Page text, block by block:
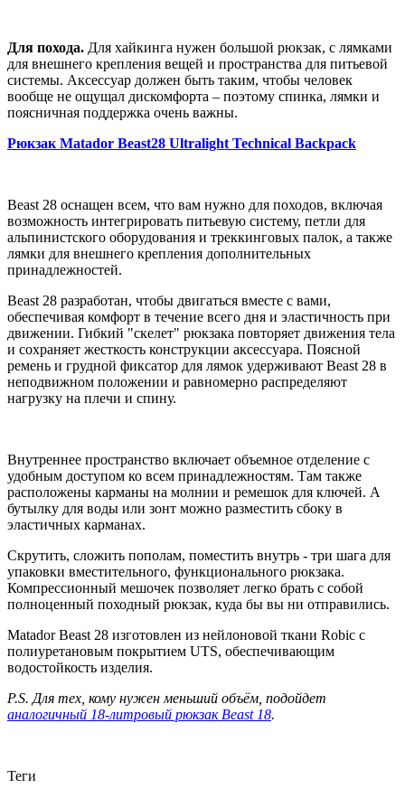
Для похода. Для хайкинга нужен большой рюкзак, с лямками
для внешнего крепления вещей и пространства для питьевой
системы. Аксессуар должен быть таким, чтобы человек
вообще не ощущал дискомфорта – поэтому спинка, лямки и
поясничная поддержка очень важны.
Рюкзак Matador Beast28 Ultralight Technical Backpack
Beast 28 оснащен всем, что вам нужно для походов, включая
возможность интегрировать питьевую систему, петли для
альпинистского оборудования и треккинговых палок, а также
лямки для внешнего крепления дополнительных
принадлежностей.
Beast 28 разработан, чтобы двигаться вместе с вами,
обеспечивая комфорт в течение всего дня и эластичность при
движении. Гибкий "скелет" рюкзака повторяет движения тела
и сохраняет жесткость конструкции аксессуара. Поясной
ремень и грудной фиксатор для лямок удерживают Beast 28 в
неподвижном положении и равномерно распределяют
нагрузку на плечи и спину.
Внутреннее пространство включает объемное отделение с
удобным доступом ко всем принадлежностям. Там также
расположены карманы на молнии и ремешок для ключей. А
бутылку для воды или зонт можно разместить сбоку в
эластичных карманах.
Скрутить, сложить пополам, поместить внутрь - три шага для
упаковки вместительного, функционального рюкзака.
Компрессионный мешочек позволяет легко брать с собой
полноценный походный рюкзак, куда бы вы ни отправились.
Matador Beast 28 изготовлен из нейлоновой ткани Robic с
полиуретановым покрытием UTS, обеспечивающим
водостойкость изделия.
P.S. Для тех, кому нужен меньший объём, подойдет
аналогичный 18-литровый рюкзак Beast 18.
Теги